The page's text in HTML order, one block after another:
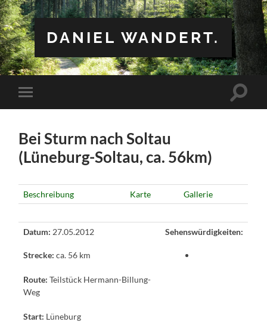
DANIEL WANDERT.
Mobile-
Menü
Bei Sturm nach Soltau
(Lüneburg-Soltau, ca. 56km)
Beschreibung Karte Gallerie
Datum: 27.05.2012
Strecke: ca. 56 km
Route: Teilstück Hermann-Billung-
Weg
Start: Lüneburg
Sehenswürdigkeiten: